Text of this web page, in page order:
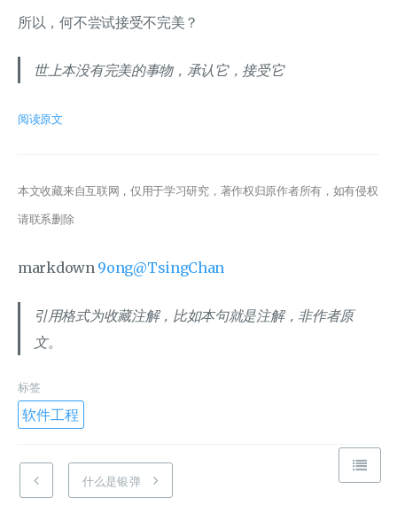
所以，何不尝试接受不完美？
世上本没有完美的事物，承认它，接受它
阅读原文
本文收藏来自互联网，仅用于学习研究，著作权归原作者所有，如有侵权
请联系删除
markdown 9ong@TsingChan
引用格式为收藏注解，比如本句就是注解，非作者原
文。
标签
软件工程
什么是银弹